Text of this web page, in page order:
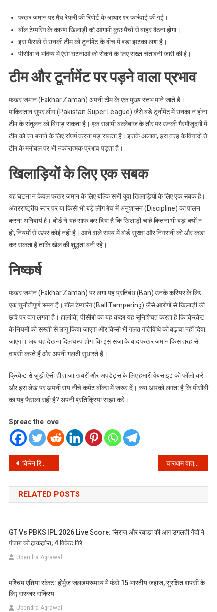
फखर जमान पर मैच रेफरी की रिपोर्ट के आधार पर कार्रवाई की गई।
बॉल टेम्परिंग के कारण खिलाड़ी को आगामी कुछ मैचों से बाहर बैठना होगा।
इस फैसले से उनकी टीम को टूर्नामेंट के बीच में बड़ा झटका लगा है।
पीसीबी ने भविष्य में ऐसी घटनाओं को रोकने के लिए सख्त चेतावनी जारी की है।
टीम और टूर्नामेंट पर पड़ने वाला प्रभाव
फखर जमान (Fakhar Zaman) अपनी टीम के एक मुख्य स्तंभ माने जाते हैं।
पाकिस्तान सुपर लीग (Pakistan Super League) जैसे बड़े टूर्नामेंट में उनका न होना
टीम के संतुलन को बिगाड़ सकता है। एक सलामी बल्लेबाज के तौर पर उनकी गैरमौजूदगी में
टीम को रन बनाने के लिए संघर्ष करना पड़ सकता है। इसके अलावा, इस तरह के विवादों से
टीम के मनोबल पर भी नकारात्मक प्रभाव पड़ता है।
खिलाड़ियों के लिए एक सबक
यह घटना न केवल फखर जमान के लिए बल्कि सभी युवा खिलाड़ियों के लिए एक सबक है।
अंतरराष्ट्रीय स्तर पर या किसी भी बड़े लीग मैच में अनुशासन (Discipline) का पालन
करना अनिवार्य है। बोर्ड ने यह साफ कर दिया है कि खिलाड़ी चाहे कितना भी बड़ा क्यों न
हो, नियमों से ऊपर कोई नहीं है। आने वाले समय में बोर्ड सुरक्षा और निगरानी को और कड़ा
कर सकता है ताकि खेल की शुद्धता बनी रहे।
निष्कर्ष
फखर जमान (Fakhar Zaman) पर लगा यह प्रतिबंध (Ban) उनके करियर के लिए
एक चुनौतीपूर्ण समय है। बॉल टेम्परिंग (Ball Tampering) जैसे आरोपों से खिलाड़ी की
छवि पर दाग लगता है। हालांकि, पीसीबी का यह कदम यह सुनिश्चित करता है कि क्रिकेट
के नियमों को सख्ती से लागू किया जाएगा और किसी भी गलत गतिविधि को बढ़ावा नहीं दिया
जाएगा। अब यह देखना दिलचस्प होगा कि इस सजा के बाद फखर जमान किस तरह से
वापसी करते हैं और अपनी गलती सुधारते हैं।
क्रिकेट से जुड़ी ऐसी ही ताजा खबरों और अपडेट्स के लिए हमारी वेबसाइट को फॉलो करें
और इस लेख पर अपनी राय नीचे कमेंट बॉक्स में जरूर दें। क्या आपको लगता है कि पीसीबी
का यह फैसला सही है? अपनी प्रतिक्रिया साझा करें।
Spread the love
Post
navigation
किरेन रिजिजू का दावा: राहुल गांधी और कांग्रेस नेताओं के नक्सलियों से हैं संबंध, राजनीतिक हलके में मचा हड़कंप
RELATED POSTS
GT Vs PBKS IPL 2026 Live Score: सिराज और रबाडा की आग उगलती गेंदों ने
पंजाब को झकझोरा, 4 विकेट गिरे
Upendra Agrawal
पश्चिम एशिया संकट: होर्मुज जलडमरूमध्य में फंसे 15 भारतीय जहाज, सुरक्षित वापसी के
लिए सरकार सक्रिय
Upendra Agrawal